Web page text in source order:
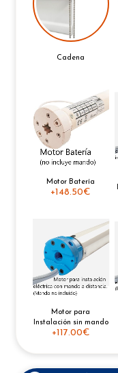
Cadena
Motor Batería
+148.50€
Motor para
Instalación sin mando
+117.00€